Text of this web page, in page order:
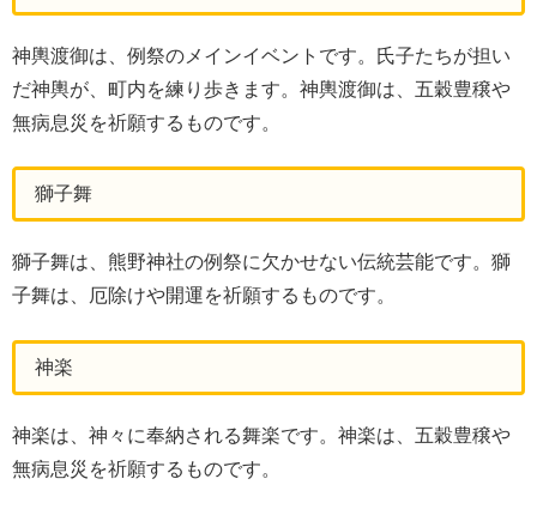
神輿渡御は、例祭のメインイベントです。氏子たちが担い
だ神輿が、町内を練り歩きます。神輿渡御は、五穀豊穣や
無病息災を祈願するものです。
獅子舞
獅子舞は、熊野神社の例祭に欠かせない伝統芸能です。獅
子舞は、厄除けや開運を祈願するものです。
神楽
神楽は、神々に奉納される舞楽です。神楽は、五穀豊穣や
無病息災を祈願するものです。